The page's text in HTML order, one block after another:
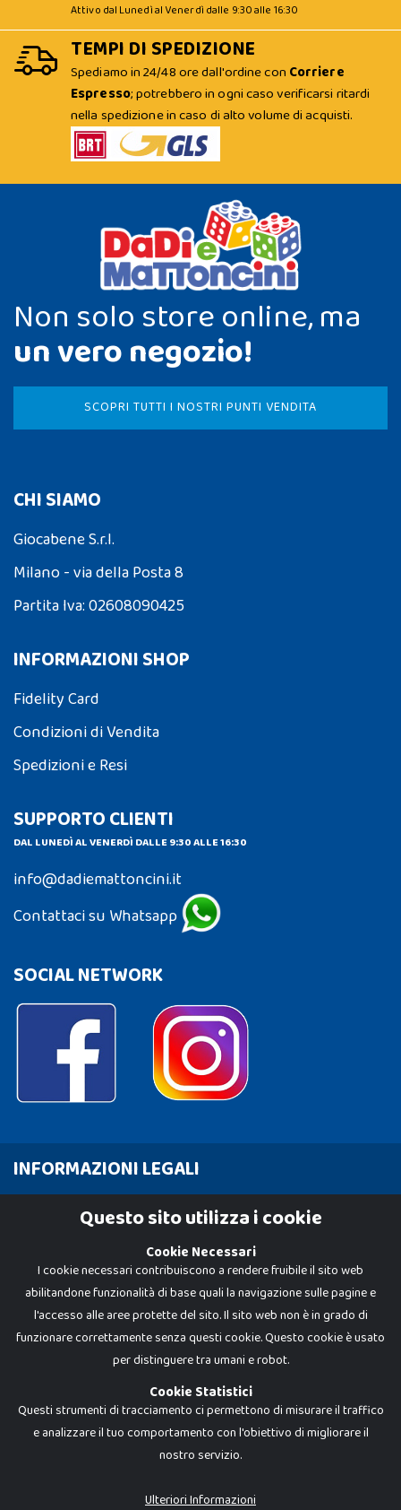
Attivo dal Lunedì al Venerdì dalle 9:30 alle 16:30
TEMPI DI SPEDIZIONE
Spediamo in 24/48 ore dall'ordine con Corriere
Espresso; potrebbero in ogni caso verificarsi ritardi
nella spedizione in caso di alto volume di acquisti.
Non solo store online, ma
un vero negozio!
SCOPRI TUTTI I NOSTRI PUNTI VENDITA
CHI SIAMO
Giocabene S.r.l.
Milano - via della Posta 8
Partita Iva: 02608090425
INFORMAZIONI SHOP
Fidelity Card
Condizioni di Vendita
Spedizioni e Resi
SUPPORTO CLIENTI
DAL LUNEDÌ AL VENERDÌ DALLE 9:30 ALLE 16:30
info@dadiemattoncini.it
Contattaci su Whatsapp
SOCIAL NETWORK
INFORMAZIONI LEGALI
Cookie Policy
Dadi e Mattoncini è un brand di Giocabene Srl. Ogni riproduzione o utilizzo non
I prezzi e le promozioni pubblicate potrebbero differire da quanto esposto in
Questo sito utilizza i cookie
Cookie Necessari
I cookie necessari contribuiscono a rendere fruibile il sito web
abilitandone funzionalità di base quali la navigazione sulle pagine e
l'accesso alle aree protette del sito. Il sito web non è in grado di
funzionare correttamente senza questi cookie. Questo cookie è usato
per distinguere tra umani e robot.
Cookie Statistici
Questi strumenti di tracciamento ci permettono di misurare il traffico
e analizzare il tuo comportamento con l'obiettivo di migliorare il
nostro servizio.
Ulteriori Informazioni